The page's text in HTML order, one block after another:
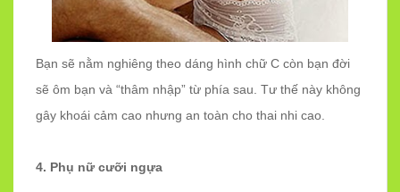
Bạn sẽ nằm nghiêng theo dáng hình chữ C còn bạn đời
sẽ ôm bạn và “thâm nhập” từ phía sau. Tư thế này không
gây khoái cảm cao nhưng an toàn cho thai nhi cao.
4. Phụ nữ cưỡi ngựa